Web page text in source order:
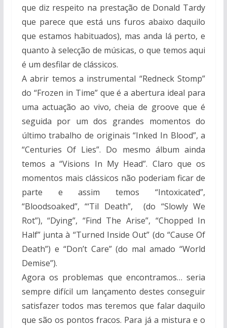
que diz respeito na prestação de Donald Tardy
que parece que está uns furos abaixo daquilo
que estamos habituados), mas anda lá perto, e
quanto à selecção de músicas, o que temos aqui
é um desfilar de clássicos.
A abrir temos a instrumental “Redneck Stomp”
do “Frozen in Time” que é a abertura ideal para
uma actuação ao vivo, cheia de groove que é
seguida por um dos grandes momentos do
último trabalho de originais “Inked In Blood”, a
“Centuries Of Lies”. Do mesmo álbum ainda
temos a “Visions In My Head”. Claro que os
momentos mais clássicos não poderiam ficar de
parte e assim temos “Intoxicated”,
“Bloodsoaked”, “‘Til Death”, (do “Slowly We
Rot”), “Dying”, “Find The Arise”, “Chopped In
Half” junta à “Turned Inside Out” (do “Cause Of
Death”) e “Don’t Care” (do mal amado “World
Demise”).
Agora os problemas que encontramos… seria
sempre difícil um lançamento destes conseguir
satisfazer todos mas teremos que falar daquilo
que são os pontos fracos. Para já a mistura e o